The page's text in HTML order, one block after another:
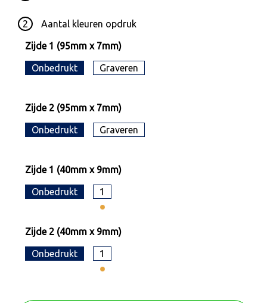
2 Aantal kleuren opdruk
Zijde 1 (95mm x 7mm)
Onbedrukt Graveren
Zijde 2 (95mm x 7mm)
Onbedrukt Graveren
Zijde 1 (40mm x 9mm)
Onbedrukt 1
Zijde 2 (40mm x 9mm)
Onbedrukt 1